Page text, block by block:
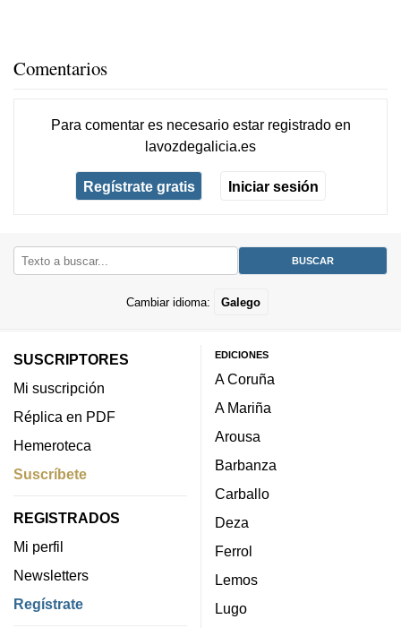
Comentarios
Para comentar es necesario estar registradoen
lavozdegalicia.es
Regístrate gratis Iniciar sesión
Cambiar idioma: Galego
SUSCRIPTORES
Mi suscripción
Réplica en PDF
Hemeroteca
Suscríbete
REGISTRADOS
Mi perfil
Newsletters
Regístrate
EDICIONES
A Coruña
A Mariña
Arousa
Barbanza
Carballo
Deza
Ferrol
Lemos
Lugo